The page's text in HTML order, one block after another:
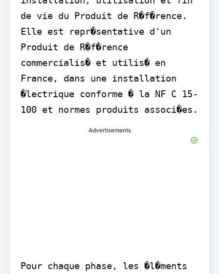
de vie du Produit de R�f�rence.
Elle est repr�sentative d'un
Produit de R�f�rence
commercialis� et utilis� en
France, dans une installation
�lectrique conforme � la NF C 15-
100 et normes produits associ�es.
Advertisements
Pour chaque phase, les �l�ments